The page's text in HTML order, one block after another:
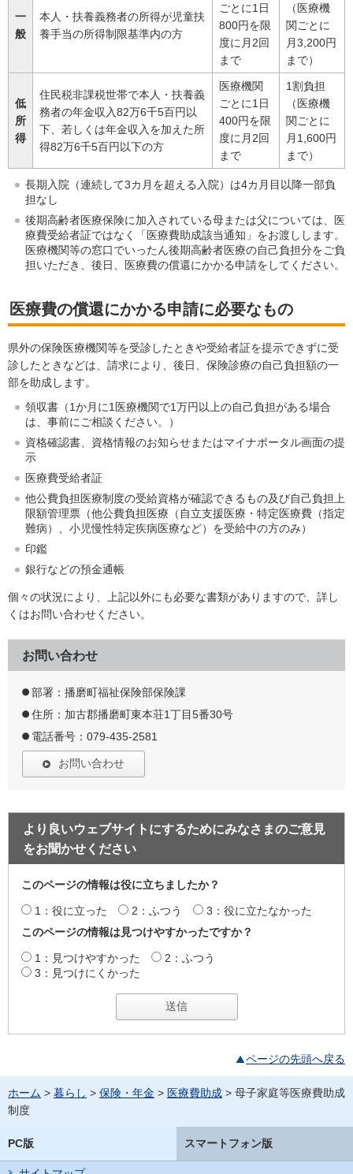
一
般
本人・扶養義務者の所得が児童扶
養手当の所得制限基準内の方
ごとに1日
800円を限
度に月2回
まで
（医療機
関ごとに
月3,200円
まで）
低
所
得
住民税非課税世帯で本人・扶養義
務者の年金収入82万6千5百円以
下、若しくは年金収入を加えた所
得82万6千5百円以下の方
医療機関
ごとに1日
400円を限
度に月2回
まで
1割負担
（医療機
関ごとに
月1,600円
まで）
長期入院（連続して3カ月を超える入院）は4カ月目以降一部負
担なし
後期高齢者医療保険に加入されている母または父については、医
療費受給者証ではなく「医療費助成該当通知」をお渡しします。
医療機関等の窓口でいったん後期高齢者医療の自己負担分をご負
担いただき、後日、医療費の償還にかかる申請をしてください。
医療費の償還にかかる申請に必要なもの
県外の保険医療機関等を受診したときや受給者証を提示できずに受
診したときなどは、請求により、後日、保険診療の自己負担額の一
部を助成します。
領収書（1か月に1医療機関で1万円以上の自己負担がある場合
は、事前にご相談ください。）
資格確認書、資格情報のお知らせまたはマイナポータル画面の提
示
医療費受給者証
他公費負担医療制度の受給資格が確認できるもの及び自己負担上
限額管理票（他公費負担医療（自立支援医療・特定医療費（指定
難病）、小児慢性特定疾病医療など）を受給中の方のみ）
印鑑
銀行などの預金通帳
個々の状況により、上記以外にも必要な書類がありますので、詳し
くはお問い合わせください。
お問い合わせ
部署：播磨町福祉保険部保険課
住所：加古郡播磨町東本荘1丁目5番30号
電話番号：079-435-2581
お問い合わせ
より良いウェブサイトにするためにみなさまのご意見
をお聞かせください
このページの情報は役に立ちましたか？
1：役に立った 2：ふつう
3：役に立たなかった
このページの情報は見つけやすかったですか？
1：見つけやすかった
2：ふつう
3：見つけにくかった
ページの先頭へ戻る
ホーム > 暮らし > 保険・年金 > 医療費助成 > 母子家庭等医療費助成
制度
PC版 スマートフォン版